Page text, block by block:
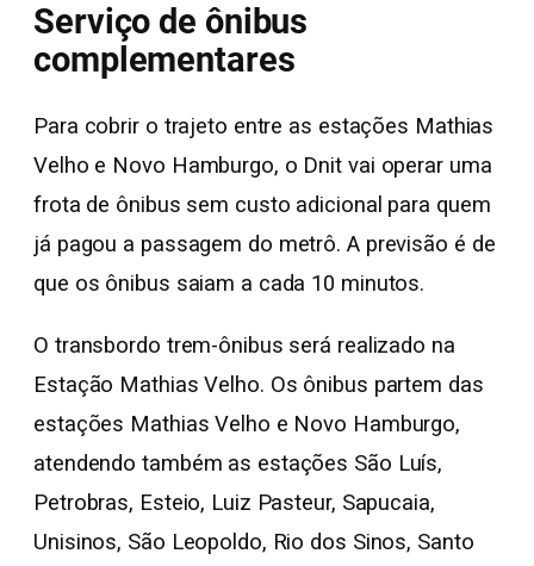
Serviço de ônibus
complementares
Para cobrir o trajeto entre as estações Mathias
Velho e Novo Hamburgo, o Dnit vai operar uma
frota de ônibus sem custo adicional para quem
já pagou a passagem do metrô. A previsão é de
que os ônibus saiam a cada 10 minutos.
O transbordo trem-ônibus será realizado na
Estação Mathias Velho. Os ônibus partem das
estações Mathias Velho e Novo Hamburgo,
atendendo também as estações São Luís,
Petrobras, Esteio, Luiz Pasteur, Sapucaia,
Unisinos, São Leopoldo, Rio dos Sinos, Santo